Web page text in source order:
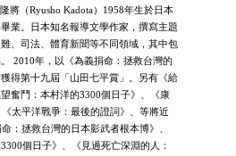
將（Ryusho Kadota）1958年生於日本
業。日本知名報導文學作家，撰寫主題
、司法、體育新聞等不同領域，其中包
2010年，以《為義捐命：拯救台灣的
得第十九屆「山田七平賞」。另有《給
奮鬥：本村洋的3300個日子》、《康
太平洋戰爭：最後的證詞》、等將近
：拯救台灣的日本影武者根本博》、
個日子》、《見過死亡深淵的人：